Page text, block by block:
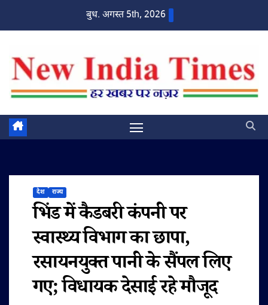
बुध. अगस्त 5th, 2026
देश राज्य
भिंड में कैडबरी कंपनी पर
स्वास्थ्य विभाग का छापा,
रसायनयुक्त पानी के सैंपल लिए
गए; विधायक देसाई रहे मौजूद